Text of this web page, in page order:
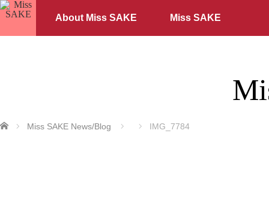
About Miss SAKE Miss SAKE
ホーム Miss SAKE News/Blog IMG_7784